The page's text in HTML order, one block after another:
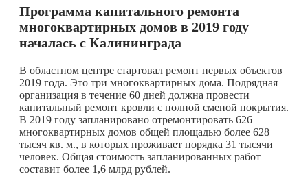
Программа капитального ремонта
многоквартирных домов в 2019 году
началась с Калининграда
В областном центре стартовал ремонт первых объектов
2019 года. Это три многоквартирных дома. Подрядная
организация в течение 60 дней должна провести
капитальный ремонт кровли с полной сменой покрытия.
В 2019 году запланировано отремонтировать 626
многоквартирных домов общей площадью более 628
тысяч кв. м., в которых проживает порядка 31 тысячи
человек. Общая стоимость запланированных работ
составит более 1,6 млрд рублей.